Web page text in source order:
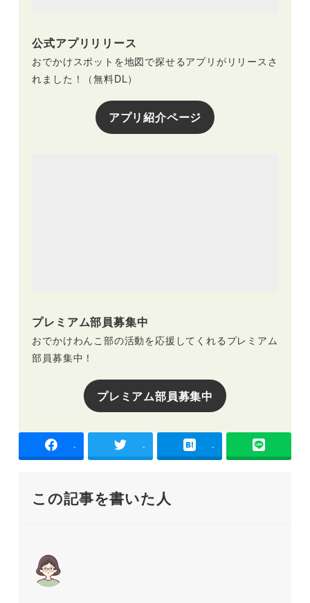
公式アプリリリース
おでかけスポットを地図で探せるアプリがリリースさ
れました！（無料DL）
アプリ紹介ページ
プレミアム部員募集中
おでかけわんこ部の活動を応援してくれるプレミアム
部員募集中！
プレミアム部員募集中
- - -
この記事を書いた人